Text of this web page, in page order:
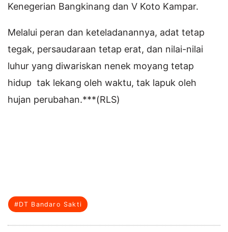
Kenegerian Bangkinang dan V Koto Kampar.
Melalui peran dan keteladanannya, adat tetap
tegak, persaudaraan tetap erat, dan nilai-nilai
luhur yang diwariskan nenek moyang tetap
hidup tak lekang oleh waktu, tak lapuk oleh
hujan perubahan.***(RLS)
#DT Bandaro Sakti